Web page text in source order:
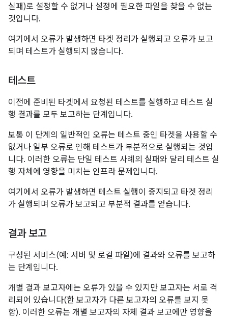
실패)로 설정할 수 없거나 설정에 필요한 파일을 찾을 수 없는
것입니다.
여기에서 오류가 발생하면 타겟 정리가 실행되고 오류가 보고
되며 테스트가 실행되지 않습니다.
테스트
이전에 준비된 타겟에서 요청된 테스트를 실행하고 테스트 실
행 결과를 모두 보고하는 단계입니다.
보통 이 단계의 일반적인 오류는 테스트 중인 타겟을 사용할 수
없거나 일부 오류로 인해 테스트가 부분적으로 실행되는 것입
니다. 이러한 오류는 단일 테스트 사례의 실패와 달리 테스트 실
행 자체에 영향을 미치는 인프라 문제입니다.
여기에서 오류가 발생하면 테스트 실행이 중지되고 타겟 정리
가 실행되며 오류가 보고되고 부분적 결과를 얻습니다.
결과 보고
구성된 서비스(예: 서버 및 로컬 파일)에 결과와 오류를 보고하
는 단계입니다.
개별 결과 보고자에는 오류가 있을 수 있지만 보고자는 서로 격
리되어 있습니다(한 보고자가 다른 보고자의 오류를 보지 못
함). 이러한 오류는 개별 보고자의 자체 결과 보고에만 영향을